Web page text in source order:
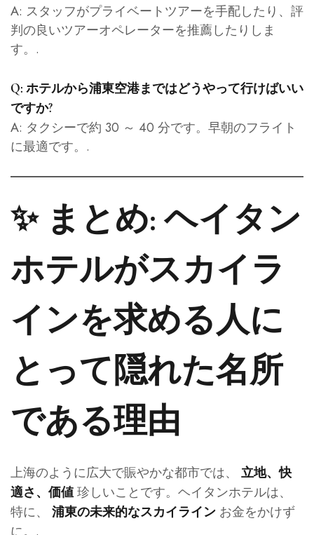
A: スタッフがプライベートツアーを手配したり、評
判の良いツアーオペレーターを推薦したりしま
す。.
Q: ホテルから浦東空港まではどうやって行けばいい
ですか?
A: タクシーで約 30 ～ 40 分です。早朝のフライト
に最適です。.
✨ まとめ: ヘイタン
ホテルがスカイラ
インを求める人に
とって隠れた名所
である理由
上海のように広大で賑やかな都市では、 立地、快
適さ、価値 珍しいことです。ヘイタンホテルは、
特に、 浦東の未来的なスカイライン お金をかけず
に。.
Chinese (Taiwan)
Korean
German
French
Italian